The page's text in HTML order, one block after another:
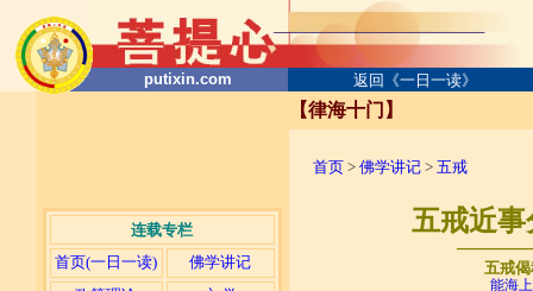
putixin.com 返回《一日一读》
连载专栏
首页(一日一读)
佛学讲记
【律海十门】
首页 > 佛学讲记 > 五戒
五戒近事
五戒
能海